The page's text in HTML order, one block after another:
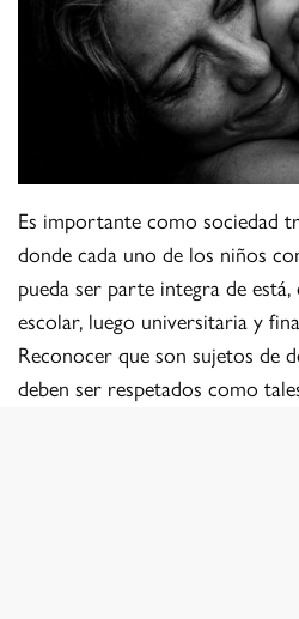
Es importante como sociedad
donde cada uno de los niños
pueda ser parte integra de
escolar, luego universitaria y
Reconocer que son sujetos de
deben ser respetados como